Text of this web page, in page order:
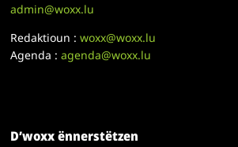
admin@woxx.lu
Redaktioun :woxx@woxx.lu
Agenda :agenda@woxx.lu
D’woxx ënnerstëtzen